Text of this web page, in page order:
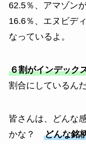
62.5％、アマゾン
16.6％、エヌビデ
なっているよ。
６割がインデック
割合にしているんだ
皆さんは、どんな
かな？ どんな銘